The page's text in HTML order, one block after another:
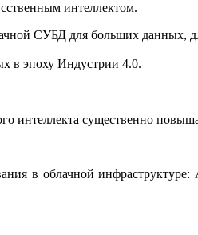
интеллектом.
СУБД для больших данных,
в эпоху Индустрии 4.0.
интеллекта существенно
в облачной